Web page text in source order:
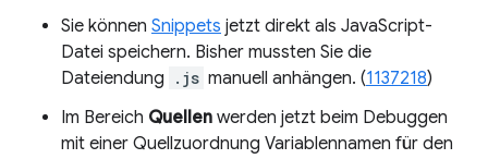
Sie können Snippets jetzt direkt als JavaScript-
Datei speichern. Bisher mussten Sie die
Dateiendung
.js manuell anhängen. (1137218)
Im Bereich Quellen werden jetzt beim Debuggen
mit einer Quellzuordnung Variablennamen für den